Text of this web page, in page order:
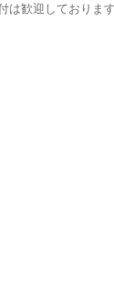
は歓迎しております